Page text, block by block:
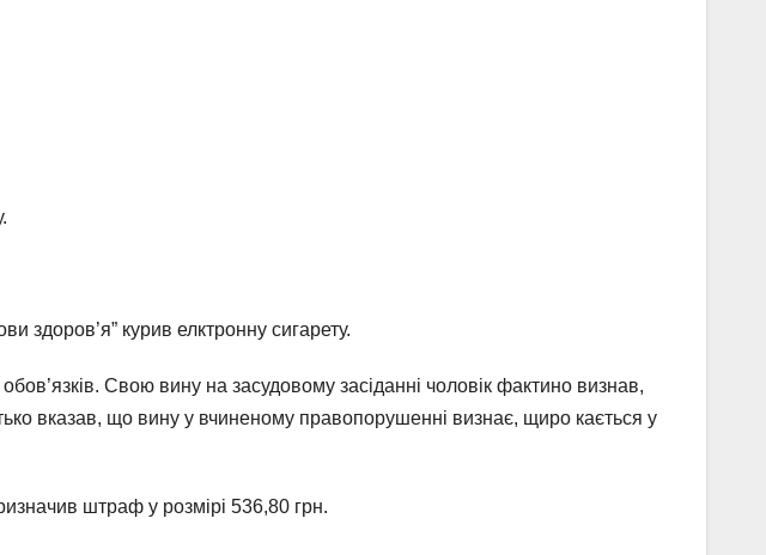
здоров’я” курив елктронну сигарету.
Свою вину на засудовому засіданні чоловік фактино визнав,
вказав, що вину у вчиненому правопорушенні визнає, щиро кається у
штраф у розмірі 536,80 грн.